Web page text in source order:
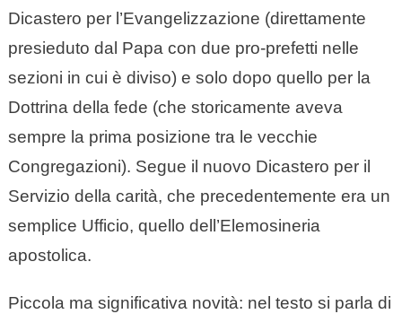
Dicastero per l’Evangelizzazione (direttamente
presieduto dal Papa con due pro-prefetti nelle
sezioni in cui è diviso) e solo dopo quello per la
Dottrina della fede (che storicamente aveva
sempre la prima posizione tra le vecchie
Congregazioni). Segue il nuovo Dicastero per il
Servizio della carità, che precedentemente era un
semplice Ufficio, quello dell’Elemosineria
apostolica.
Piccola ma significativa novità: nel testo si parla di